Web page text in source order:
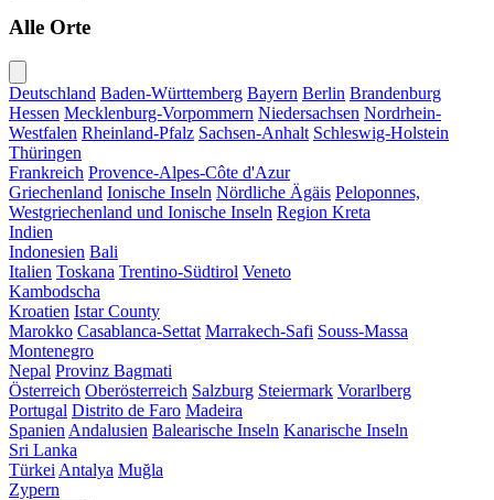
Alle Orte
Deutschland Baden-Württemberg Bayern Berlin Brandenburg
Hessen Mecklenburg-Vorpommern Niedersachsen Nordrhein-
Westfalen Rheinland-Pfalz Sachsen-Anhalt Schleswig-Holstein
Thüringen
Frankreich Provence-Alpes-Côte d'Azur
Griechenland Ionische Inseln Nördliche Ägäis Peloponnes,
Westgriechenland und Ionische Inseln Region Kreta
Indien
Indonesien Bali
Italien Toskana Trentino-Südtirol Veneto
Kambodscha
Kroatien Istar County
Marokko Casablanca-Settat Marrakech-Safi Souss-Massa
Montenegro
Nepal Provinz Bagmati
Österreich Oberösterreich Salzburg Steiermark Vorarlberg
Portugal Distrito de Faro Madeira
Spanien Andalusien Balearische Inseln Kanarische Inseln
Sri Lanka
Türkei Antalya Muğla
Zypern